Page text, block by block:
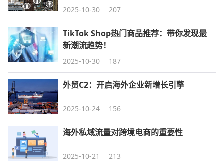
2025-10-30 207
TikTok Shop热门商品推荐：带你发现最
新潮流趋势！
2025-10-30 187
外贸C2：开启海外企业新增长引擎
2025-10-24 156
海外私域流量对跨境电商的重要性
2025-10-21 213